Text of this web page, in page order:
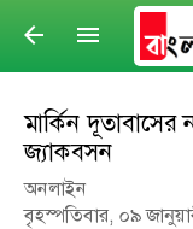
arrow_back menu
মার্কিন দূতাবাসের
জ্যাকবসন
অনলাইন
বৃহস্পতিবার, ০৯